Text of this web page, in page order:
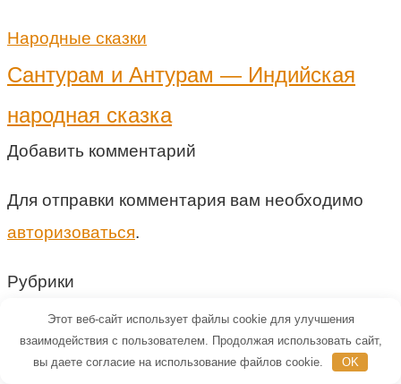
Народные сказки
Сантурам и Антурам — Индийская
народная сказка
Добавить комментарий
Для отправки комментария вам необходимо
авторизоваться.
Рубрики
Детские загадки
Этот веб-сайт использует файлы cookie для улучшения
взаимодействия с пользователем. Продолжая использовать сайт,
вы даете согласие на использование файлов cookie.
OK